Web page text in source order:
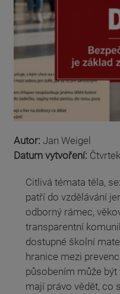
Autor: Jan Weigel
Datum vytvoření:
Citlivá témata těla,
patří do vzdělávání
odborný rámec,
transparentní
dostupné školní
hranice mezi
působením může
mají právo vědět, co